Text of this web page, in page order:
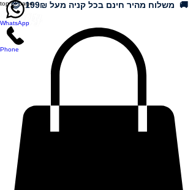
top of page 🚚 משלוח מהיר חינם בכל קניה מעל 199₪ 😍
WhatsApp
Phone